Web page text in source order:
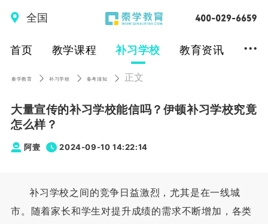
全国
首页 教学课程 补习学校 教育资讯 ...
秦学教育 补习学校 备考须知 正文
大量宣传的补习学校能信吗？伊顿补习学校究竟
怎么样？
阿壹 2024-09-10 14:22:14
补习学校之间的竞争日益激烈，尤其是在一线城
市。随着家长和学生对提升成绩的需求不断增加，各类